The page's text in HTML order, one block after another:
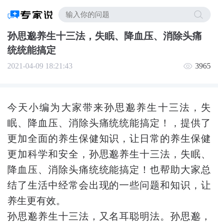
孙思邈养生十三法，失眠、降血压、消除头痛
统统能搞定
2021-04-09 18:21:43 3965
今天小编为大家带来孙思邈养生十三法，失
眠、降血压、消除头痛统统能搞定！，提供了
更加全面的养生保健知识，让日常的养生保健
更加科学和安全，孙思邈养生十三法，失眠、
降血压、消除头痛统统能搞定！也帮助大家总
结了生活中经常会出现的一些问题和知识，让
养生更有效。
孙思邈养生十三法，又名耳聪明法。孙思邈，